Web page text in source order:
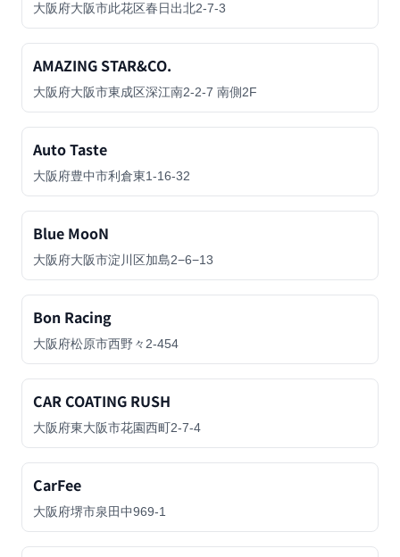
大阪府大阪市此花区春日出北2-7-3
AMAZING STAR&CO.
大阪府大阪市東成区深江南2-2-7 南側2F
Auto Taste
大阪府豊中市利倉東1-16-32
Blue MooN
大阪府大阪市淀川区加島2−6−13
Bon Racing
大阪府松原市西野々2-454
CAR COATING RUSH
大阪府東大阪市花園西町2-7-4
CarFee
大阪府堺市泉田中969-1